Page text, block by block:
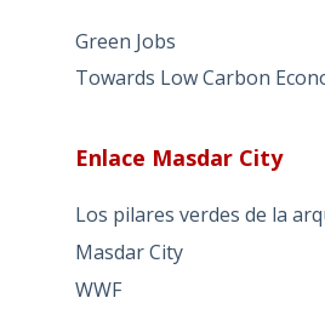
Green Jobs
Towards Low Carbon
Enlace Masdar City
Los pilares verdes de la
Masdar City
WWF